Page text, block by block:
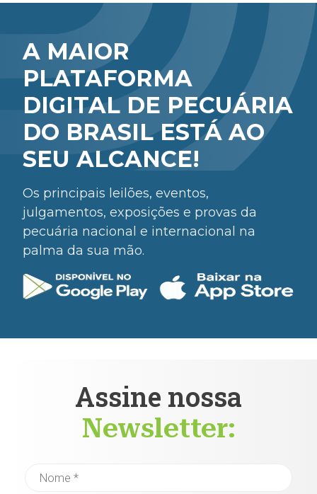
A MAIOR
PLATAFORMA
DIGITAL DE PECUÁRIA
DO BRASIL ESTÁ AO
SEU ALCANCE!
Os principais leilões, eventos,
julgamentos, exposições e provas da
pecuária nacional e internacional na
palma da sua mão.
Assine nossa
Newsletter: